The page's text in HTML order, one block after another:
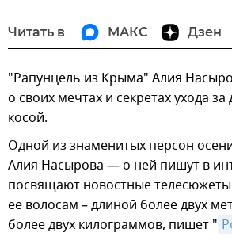
Читать в МАКС Дзен
"Рапунцель из Крыма" Алия
о своих мечтах и секретах ухода
косой.
Одной из знаменитых персон
Алия Насырова — о ней пишут в
посвящают новостные
ее волосам – длиной более двух
более двух килограммов, пишет "